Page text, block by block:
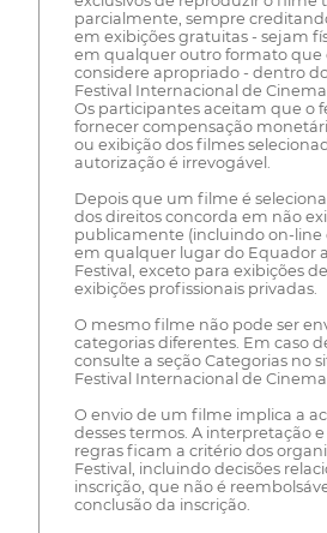
parcialmente, sempre
em exibições gratuitas - sejam
em qualquer outro formato que
considere apropriado - dentro
Festival Internacional de
Os participantes aceitam que o
fornecer compensação
ou exibição dos filmes
autorização é irrevogável.
Depois que um filme é
dos direitos concorda em não
publicamente (incluindo on-line
em qualquer lugar do Equador
Festival, exceto para exibições
exibições profissionais privadas.
O mesmo filme não pode ser
categorias diferentes. Em caso
consulte a seção Categorias no
Festival Internacional de
O envio de um filme implica a
desses termos. A interpretação
regras ficam a critério dos
Festival, incluindo decisões
inscrição, que não é
conclusão da inscrição.